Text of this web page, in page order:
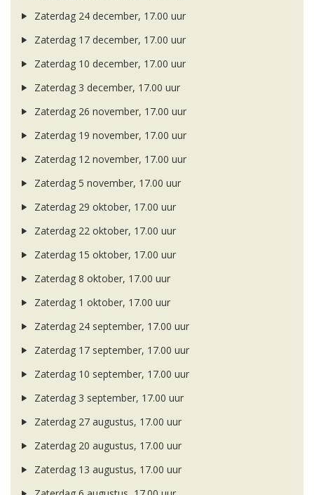
Zaterdag 24 december, 17.00 uur
Zaterdag 17 december, 17.00 uur
Zaterdag 10 december, 17.00 uur
Zaterdag 3 december, 17.00 uur
Zaterdag 26 november, 17.00 uur
Zaterdag 19 november, 17.00 uur
Zaterdag 12 november, 17.00 uur
Zaterdag 5 november, 17.00 uur
Zaterdag 29 oktober, 17.00 uur
Zaterdag 22 oktober, 17.00 uur
Zaterdag 15 oktober, 17.00 uur
Zaterdag 8 oktober, 17.00 uur
Zaterdag 1 oktober, 17.00 uur
Zaterdag 24 september, 17.00 uur
Zaterdag 17 september, 17.00 uur
Zaterdag 10 september, 17.00 uur
Zaterdag 3 september, 17.00 uur
Zaterdag 27 augustus, 17.00 uur
Zaterdag 20 augustus, 17.00 uur
Zaterdag 13 augustus, 17.00 uur